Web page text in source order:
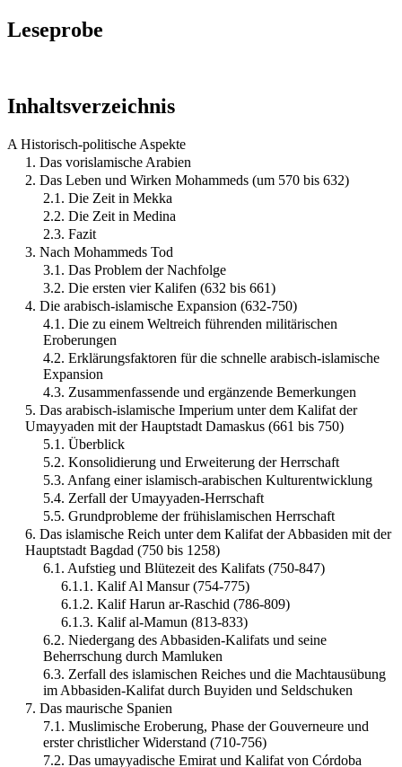
Leseprobe
Inhaltsverzeichnis
A Historisch-politische Aspekte
1. Das vorislamische Arabien
2. Das Leben und Wirken Mohammeds (um 570 bis 632)
2.1. Die Zeit in Mekka
2.2. Die Zeit in Medina
2.3. Fazit
3. Nach Mohammeds Tod
3.1. Das Problem der Nachfolge
3.2. Die ersten vier Kalifen (632 bis 661)
4. Die arabisch-islamische Expansion (632-750)
4.1. Die zu einem Weltreich führenden militärischen
Eroberungen
4.2. Erklärungsfaktoren für die schnelle arabisch-islamische
Expansion
4.3. Zusammenfassende und ergänzende Bemerkungen
5. Das arabisch-islamische Imperium unter dem Kalifat der
Umayyaden mit der Hauptstadt Damaskus (661 bis 750)
5.1. Überblick
5.2. Konsolidierung und Erweiterung der Herrschaft
5.3. Anfang einer islamisch-arabischen Kulturentwicklung
5.4. Zerfall der Umayyaden-Herrschaft
5.5. Grundprobleme der frühislamischen Herrschaft
6. Das islamische Reich unter dem Kalifat der Abbasiden mit der
Hauptstadt Bagdad (750 bis 1258)
6.1. Aufstieg und Blütezeit des Kalifats (750-847)
6.1.1. Kalif Al Mansur (754-775)
6.1.2. Kalif Harun ar-Raschid (786-809)
6.1.3. Kalif al-Mamun (813-833)
6.2. Niedergang des Abbasiden-Kalifats und seine
Beherrschung durch Mamluken
6.3. Zerfall des islamischen Reiches und die Machtausübung
im Abbasiden-Kalifat durch Buyiden und Seldschuken
7. Das maurische Spanien
7.1. Muslimische Eroberung, Phase der Gouverneure und
erster christlicher Widerstand (710-756)
7.2. Das umayyadische Emirat und Kalifat von Córdoba